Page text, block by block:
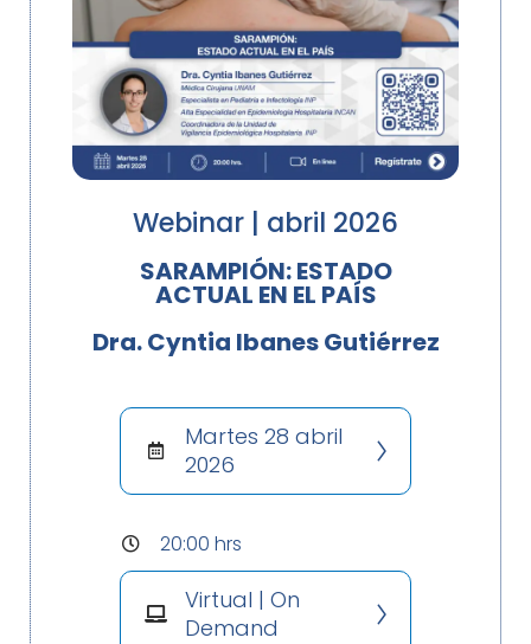
Webinar | abril 2026
SARAMPIÓN: ESTADO
ACTUAL EN EL PAÍS
Dra. Cyntia Ibanes Gutiérrez
Martes 28 abril
2026
20:00 hrs
Virtual | On
Demand